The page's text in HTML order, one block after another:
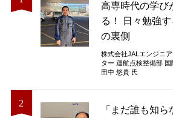
高専時代の学び
る！ 日々勉強
の裏側
株式会社JALエンジニ
ター 運航点検整備部
田中 悠貴 氏
「まだ誰も知ら